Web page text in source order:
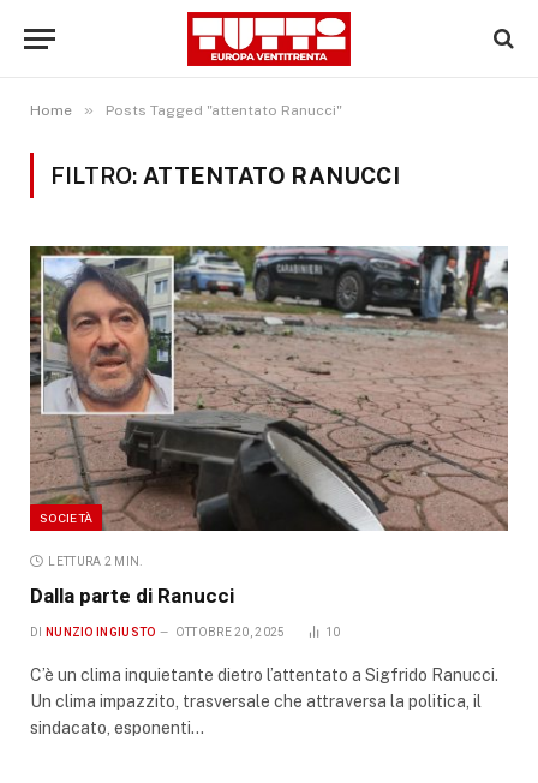
Home » Posts Tagged "attentato Ranucci"
FILTRO: ATTENTATO RANUCCI
SOCIETÀ
LETTURA 2 MIN.
Dalla parte di Ranucci
DI NUNZIO INGIUSTO OTTOBRE 20, 2025 10
C’è un clima inquietante dietro l’attentato a Sigfrido Ranucci.
Un clima impazzito, trasversale che attraversa la politica, il
sindacato, esponenti…